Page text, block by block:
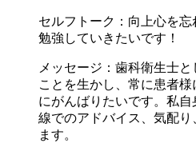
セルフトーク： 向上心を忘
勉強していきたいです！
メッセージ： 歯科衛生士と
ことを生かし、常に患者
にがんばりたいです。私
線でのアドバイス、気配
ます。